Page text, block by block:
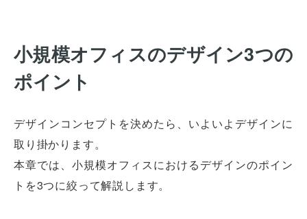
小規模オフィスのデザイン3つの
ポイント
デザインコンセプトを決めたら、いよいよデザインに
取り掛かります。
本章では、小規模オフィスにおけるデザインのポイン
トを3つに絞って解説します。